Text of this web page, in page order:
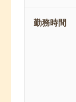
勤務時間